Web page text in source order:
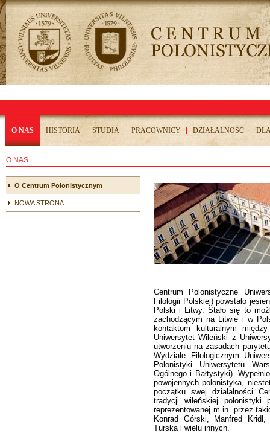
O NAS HISTORIA STUDIA PRACOWNICY DZIAŁALNOŚĆ
O NAS
O Centrum Polonistycznym
NOWA STRONA
Centrum Polonistyczne
Filologii Polskiej) powstało
Polski i Litwy. Stało się to
zachodzącym na Litwie i w
kontaktom kulturalnym
Uniwersytet Wileński z
utworzeniu na zasadach
Wydziale Filologicznym
Polonistyki Uniwersytetu
Ogólnego i Bałtystyki).
powojennych polonistyka,
początku swej działalności
tradycji wileńskiej polonistyki
reprezentowanej m.in. przez
Konrad Górski, Manfred Kridl,
Turska i wielu innych.